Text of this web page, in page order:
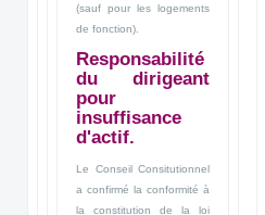
(sauf pour les logements
de fonction).
Responsabilité
du dirigeant
pour
insuffisance
d'actif.
Le Conseil Consitutionnel
a confirmé la conformité à
la constitution de la loi